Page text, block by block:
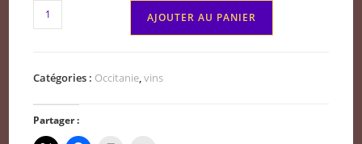
quantité
de
Muscat
blanc
AJOUTER AU PANIER
Catégories : Occitanie ,vins
Partager :